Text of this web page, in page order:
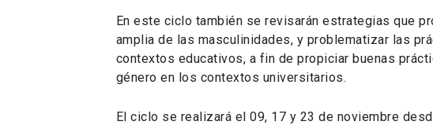
En este ciclo también se revisarán estrategias que
amplia de las masculinidades, y problematizar las
contextos educativos, a fin de propiciar buenas
género en los contextos universitarios.
El ciclo se realizará el 09, 17 y 23 de noviembre